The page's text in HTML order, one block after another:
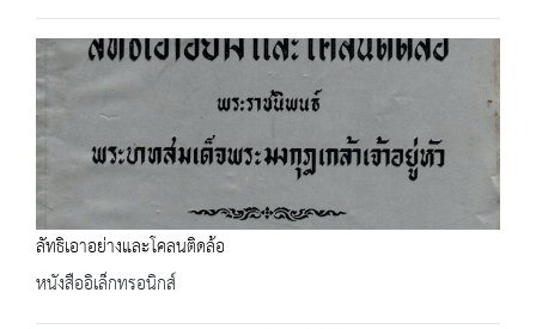
ลัทธิเอาอย่างและโคลนติดล้อ
หนังสืออิเล็กทรอนิกส์